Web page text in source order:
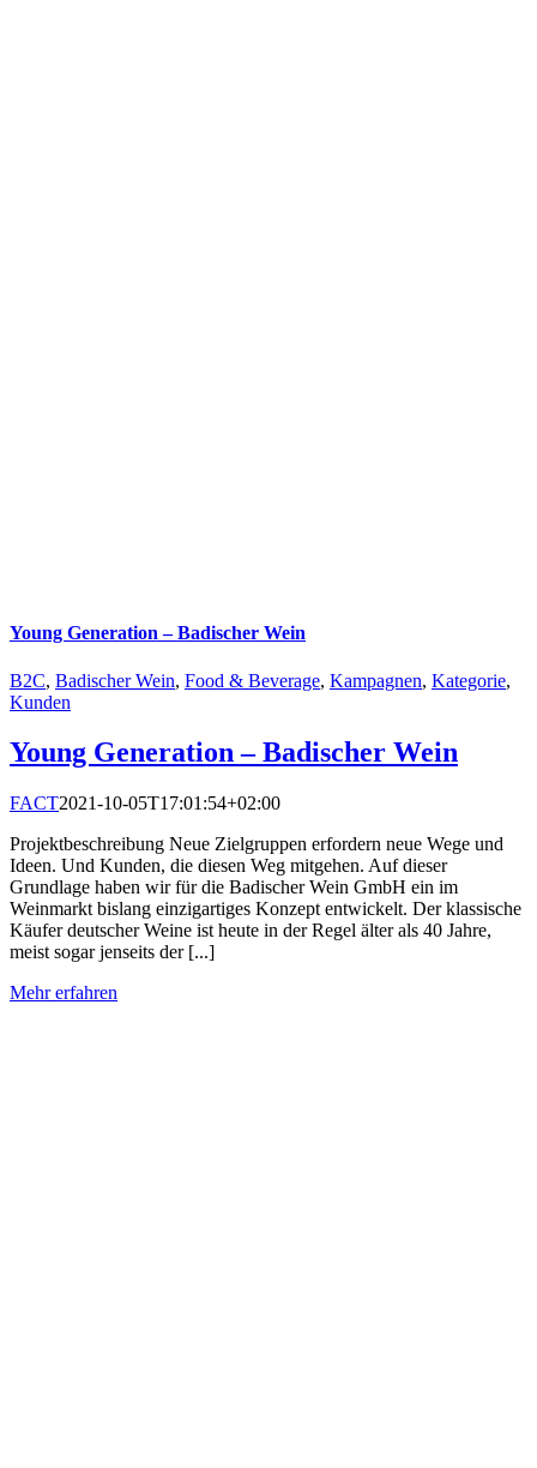
Young Generation – Badischer Wein
B2C, Badischer Wein, Food & Beverage, Kampagnen, Kategorie,
Kunden
Young Generation – Badischer Wein
FACT2021-10-05T17:01:54+02:00
Projektbeschreibung Neue Zielgruppen erfordern neue Wege und
Ideen. Und Kunden, die diesen Weg mitgehen. Auf dieser
Grundlage haben wir für die Badischer Wein GmbH ein im
Weinmarkt bislang einzigartiges Konzept entwickelt. Der klassische
Käufer deutscher Weine ist heute in der Regel älter als 40 Jahre,
meist sogar jenseits der [...]
Mehr erfahren